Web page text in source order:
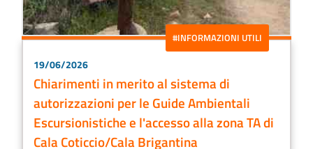
#INFORMAZIONI UTILI
19/06/2026
Chiarimenti in merito al sistema di
autorizzazioni per le Guide Ambientali
Escursionistiche e l'accesso alla zona TA di
Cala Coticcio/Cala Brigantina